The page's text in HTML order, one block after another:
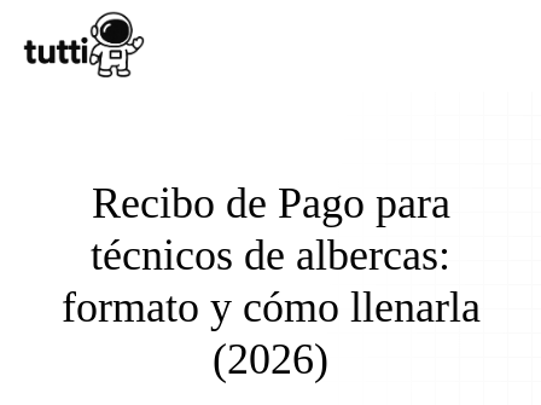
Recibo de Pago para
técnicos de albercas:
formato y cómo llenarla
(2026)